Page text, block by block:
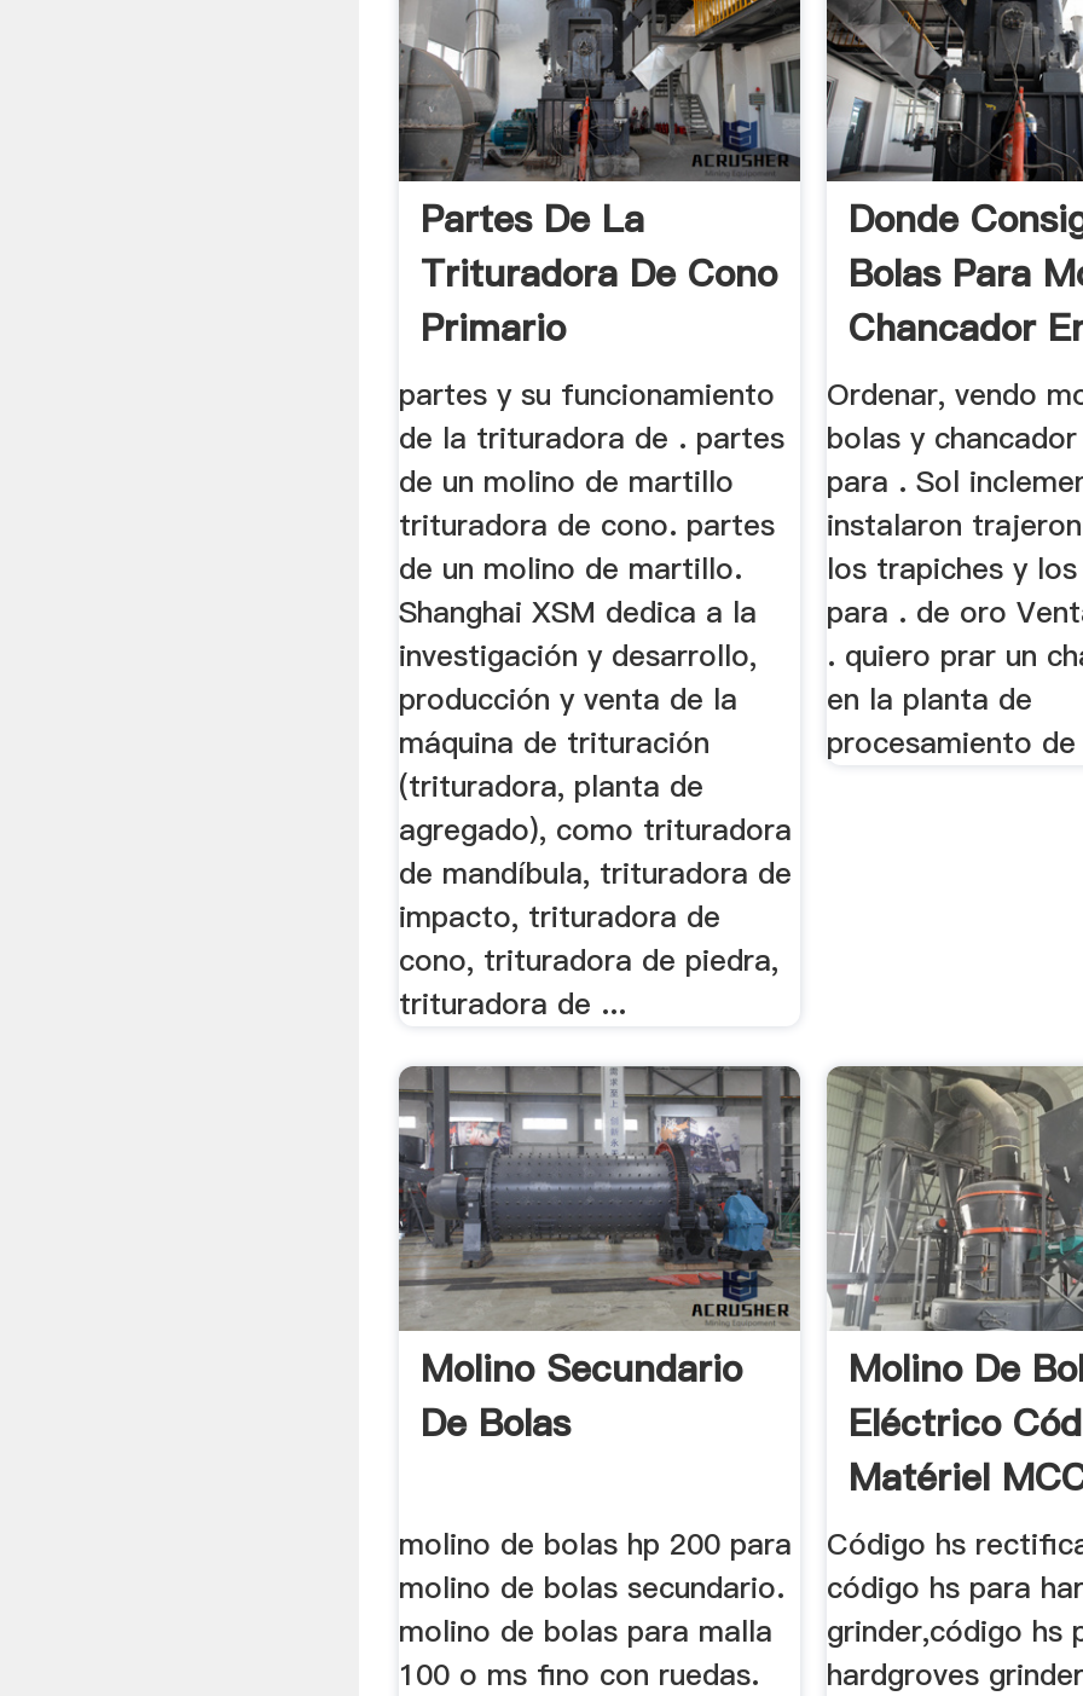
Partes De La
Trituradora De Cono
Primario
partes y su funcionamiento
de la trituradora de . partes
de un molino de martillo
trituradora de cono. partes
de un molino de martillo.
Shanghai XSM dedica a la
investigación y desarrollo,
producción y venta de la
máquina de trituración
(trituradora, planta de
agregado), como trituradora
de mandíbula, trituradora de
impacto, trituradora de
cono, trituradora de piedra,
trituradora de ...
Donde
Bolas Para
Chancador
...
Ordenar, vendo
bolas y
para . Sol
instalaron
los trapiches y
para . de oro
. quiero prar un
en la planta de
procesamiento
Molino Secundario
De Bolas
molino de bolas hp 200 para
molino de bolas secundario.
molino de bolas para malla
100 o ms fino con ruedas.
Molino De
Eléctrico
Matériel
Machinery
Código hs
código hs para
grinder,código hs
hardgroves